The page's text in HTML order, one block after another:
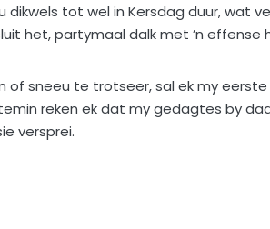
dikwels tot wel in Kersdag duur, wat
het, partymaal dalk met ’n effense
of sneeu te trotseer, sal ek my
reken ek dat my gedagtes by
versprei.